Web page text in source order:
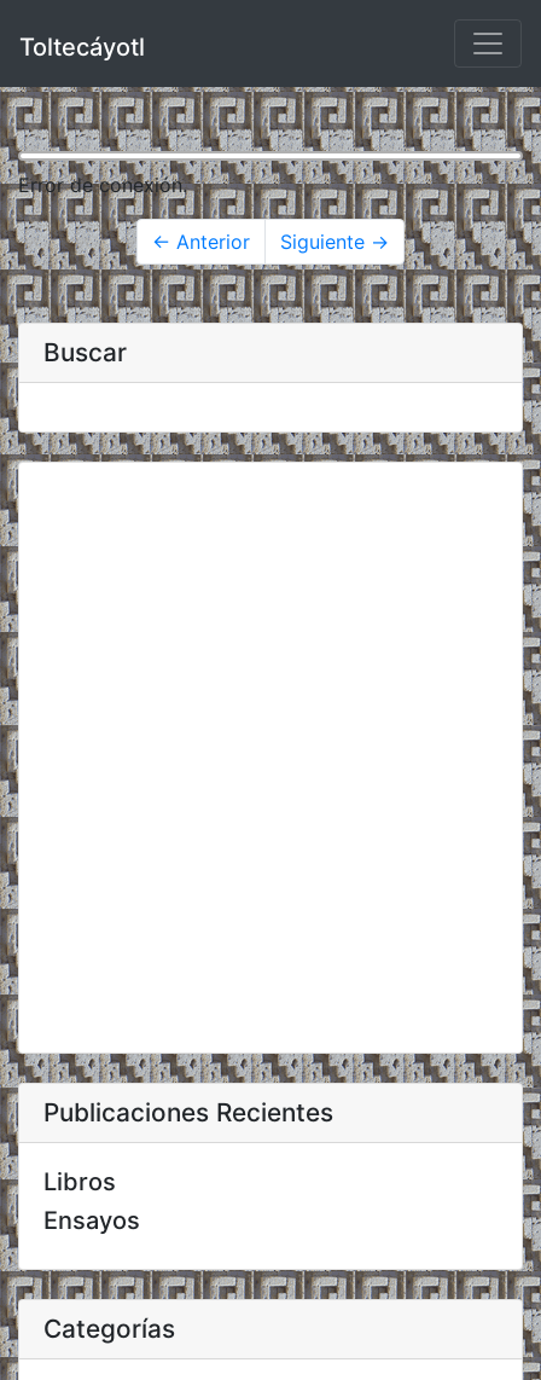
Toltecáyotl
Error de conexión.
← Anterior Siguiente →
Buscar
Publicaciones Recientes
Libros
Ensayos
Categorías